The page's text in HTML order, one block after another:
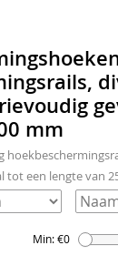
mm
tot een lengte van
Min: €0